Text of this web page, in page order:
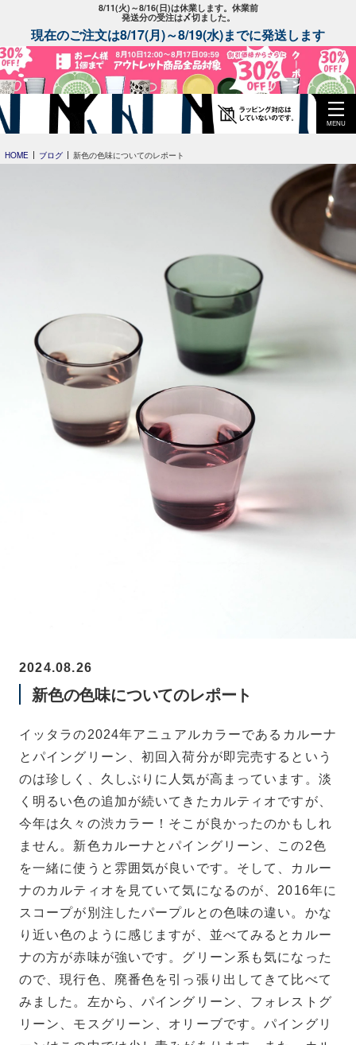
8/11(火)～8/16(日)は休業します。休業前
発送分の受注は〆切ました。
現在のご注文は8/17(月)～8/19(水)までに発送します
MENU
HOME ブログ 新色の色味についてのレポート
2024.08.26
新色の色味についてのレポート
イッタラの2024年アニュアルカラーであるカルーナ
とパイングリーン、初回入荷分が即完売するという
のは珍しく、久しぶりに人気が高まっています。淡
く明るい色の追加が続いてきたカルティオですが、
今年は久々の渋カラー！そこが良かったのかもしれ
ません。新色カルーナとパイングリーン、この2色
を一緒に使うと雰囲気が良いです。そして、カルー
ナのカルティオを見ていて気になるのが、2016年に
スコープが別注したパープルとの色味の違い。かな
り近い色のように感じますが、並べてみるとカルー
ナの方が赤味が強いです。グリーン系も気になった
ので、現行色、廃番色を引っ張り出してきて比べて
みました。左から、パイングリーン、フォレストグ
リーン、モスグリーン、オリーブです。パイングリ